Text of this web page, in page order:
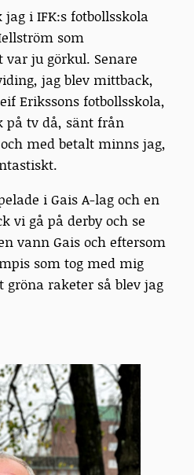
i IFK:s fotbollsskola
som
ju görkul. Senare
jag blev mittback,
Erikssons fotbollsskola,
på tv då, sänt från
med betalt minns jag,
i Gais A-lag och en
vi gå på derby och se
vann Gais och eftersom
som tog med mig
gröna raketer så blev jag